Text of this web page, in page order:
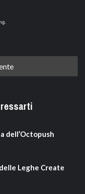
dell’Octopush
Leghe Create